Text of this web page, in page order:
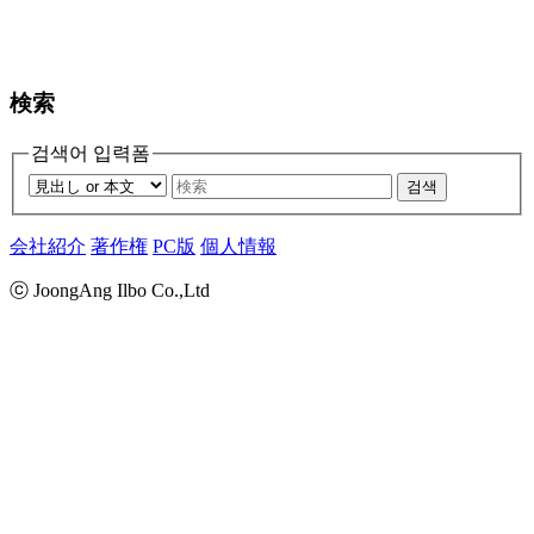
検索
검색어 입력폼
검색
会社紹介 著作権 PC版 個人情報
ⓒ JoongAng Ilbo Co.,Ltd